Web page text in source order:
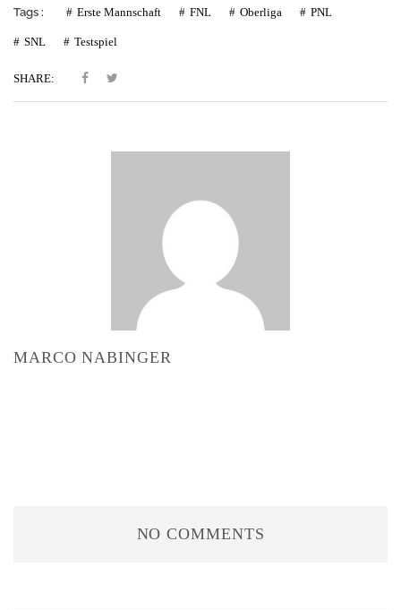
Tags : Erste Mannschaft FNL Oberliga PNL
SNL Testspiel
SHARE:
MARCO NABINGER
NO COMMENTS